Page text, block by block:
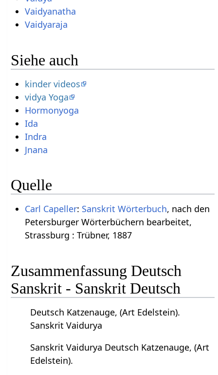
Vaidyanatha
Vaidyaraja
Siehe auch
kinder videos
vidya Yoga
Hormonyoga
Ida
Indra
Jnana
Quelle
Carl Capeller: Sanskrit Wörterbuch, nach den
Petersburger Wörterbüchern bearbeitet,
Strassburg : Trübner, 1887
Zusammenfassung Deutsch
Sanskrit - Sanskrit Deutsch
Deutsch Katzenauge, (Art Edelstein).
Sanskrit Vaidurya
Sanskrit Vaidurya Deutsch Katzenauge, (Art
Edelstein).